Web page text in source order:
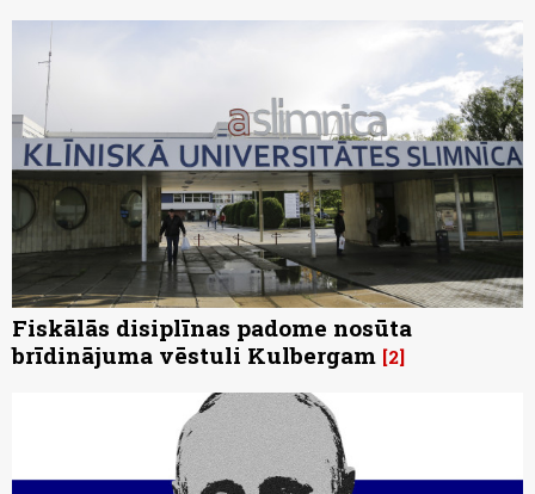
Fiskālās disiplīnas padome nosūta
brīdinājuma vēstuli Kulbergam 2